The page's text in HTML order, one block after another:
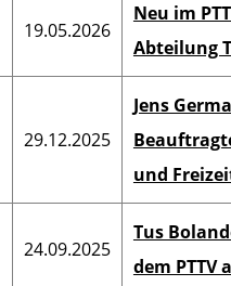
Kreisspielleiter
Pressewart VN
19.05.2026
Neu im
Abteilung
29.12.2025
Jens
und
24.09.2025
Tus
dem PTTV